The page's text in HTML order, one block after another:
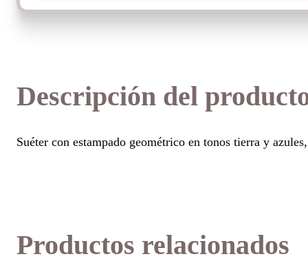
Descripción del
Suéter con estampado geométrico en tonos tierra y
Productos relacionados